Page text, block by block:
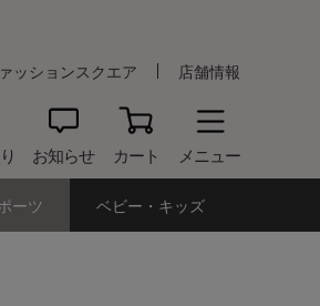
ッションスクエア 店舗情報
お知らせ カート メニュー
ーツ ベビー・キッズ